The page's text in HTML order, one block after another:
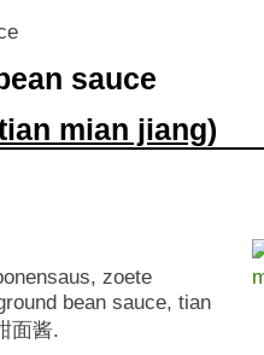
sauce
mian jiang)
zoete
bean sauce, tian
面酱.